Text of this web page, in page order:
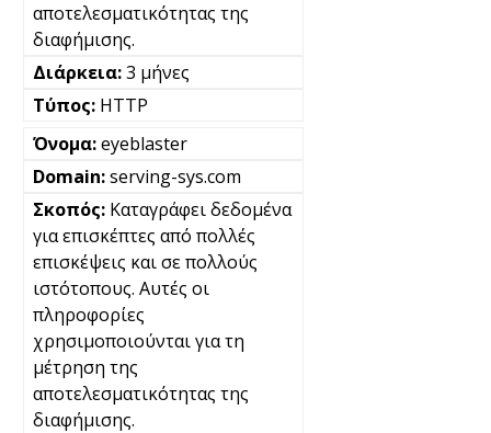
αποτελεσματικότητας της
διαφήμισης.
3 μήνες
HTTP
eyeblaster
serving-sys.com
Καταγράφει δεδομένα
για επισκέπτες από πολλές
επισκέψεις και σε πολλούς
ιστότοπους. Αυτές οι
πληροφορίες
χρησιμοποιούνται για τη
μέτρηση της
αποτελεσματικότητας της
διαφήμισης.